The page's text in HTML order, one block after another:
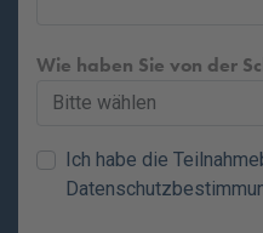
Wie haben Sie von der
Ich habe die